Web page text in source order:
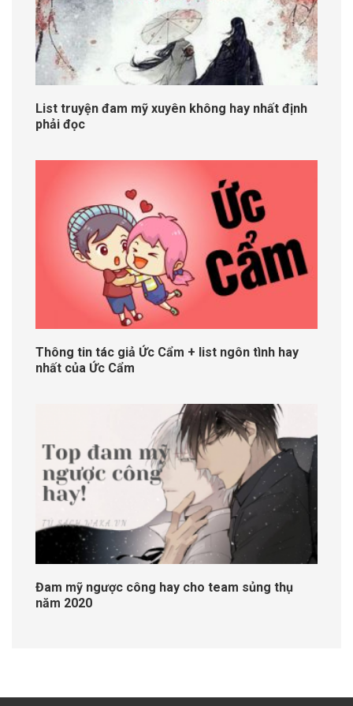
List truyện đam mỹ xuyên không hay nhất định
phải đọc
Thông tin tác giả Ức Cẩm + list ngôn tình hay
nhất của Ức Cẩm
Đam mỹ ngược công hay cho team sủng thụ
năm 2020